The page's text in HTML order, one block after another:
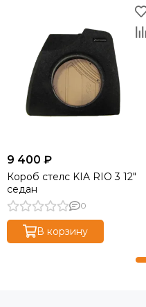
9 400 ₽
Короб стелс KIA RIO 3 12"
седан
0
В корзину